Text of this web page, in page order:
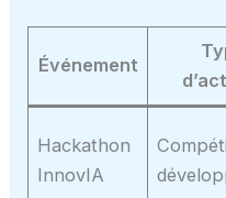
Événement
Hackathon
InnovIA